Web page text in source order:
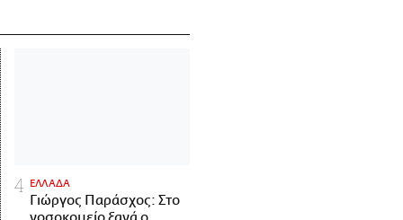
ΕΛΛΑΔΑ
Γιώργος Παράσχος: Στο